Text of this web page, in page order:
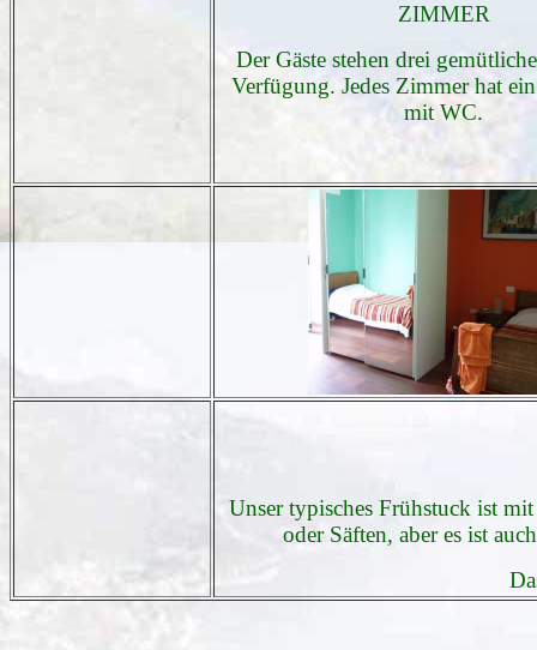
ZIMMER
Der Gäste stehen drei
Verfügung. Jedes Zimmer hat
mit WC.
Unser typisches Frühstuck ist
oder Säften, aber es ist